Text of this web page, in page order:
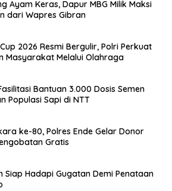
Ayam Keras, Dapur MBG Milik Maksi
dari Wapres Gibran
2026 Resmi Bergulir, Polri Perkuat
Masyarakat Melalui Olahraga
Bantuan 3.000 Dosis Semen
Populasi Sapi di NTT
ke-80, Polres Ende Gelar Donor
Gratis
Siap Hadapi Gugatan Demi Penataan